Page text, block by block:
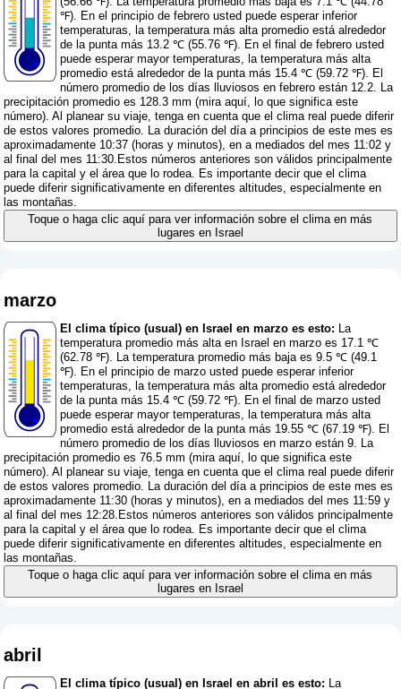
℉). En el principio de febrero usted puede esperar inferior
temperaturas, la temperatura más alta promedio está alrededor
de la punta más 13.2 ℃ (55.76 ℉). En el final de febrero usted
puede esperar mayor temperaturas, la temperatura más alta
promedio está alrededor de la punta más 15.4 ℃ (59.72 ℉). El
número promedio de los días lluviosos en febrero están 12.2. La
precipitación promedio es 128.3 mm (mira aquí, lo que significa este
número). Al planear su viaje, tenga en cuenta que el clima real puede diferir
de estos valores promedio. La duración del día a principios de este mes es
aproximadamente 10:37 (horas y minutos), en a mediados del mes 11:02 y
al final del mes 11:30.Estos números anteriores son válidos principalmente
para la capital y el área que lo rodea. Es importante decir que el clima
puede diferir significativamente en diferentes altitudes, especialmente en
las montañas.
Toque o haga clic aquí para ver información sobre el clima en más
lugares en Israel
marzo
El clima típico (usual) en Israel en marzo es esto: La
temperatura promedio más alta en Israel en marzo es 17.1 ℃
(62.78 ℉). La temperatura promedio más baja es 9.5 ℃ (49.1
℉). En el principio de marzo usted puede esperar inferior
temperaturas, la temperatura más alta promedio está alrededor
de la punta más 15.4 ℃ (59.72 ℉). En el final de marzo usted
puede esperar mayor temperaturas, la temperatura más alta
promedio está alrededor de la punta más 19.55 ℃ (67.19 ℉). El
número promedio de los días lluviosos en marzo están 9. La
precipitación promedio es 76.5 mm (mira aquí, lo que significa este
número). Al planear su viaje, tenga en cuenta que el clima real puede diferir
de estos valores promedio. La duración del día a principios de este mes es
aproximadamente 11:30 (horas y minutos), en a mediados del mes 11:59 y
al final del mes 12:28.Estos números anteriores son válidos principalmente
para la capital y el área que lo rodea. Es importante decir que el clima
puede diferir significativamente en diferentes altitudes, especialmente en
las montañas.
Toque o haga clic aquí para ver información sobre el clima en más
lugares en Israel
abril
El clima típico (usual) en Israel en abril es esto: La